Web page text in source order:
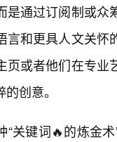
是通过订阅制或
言和更具人文关
页或者他们在专
创意。
“关键词🔥的炼金